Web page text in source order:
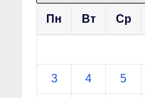
Пн Вт Ср
3 4 5